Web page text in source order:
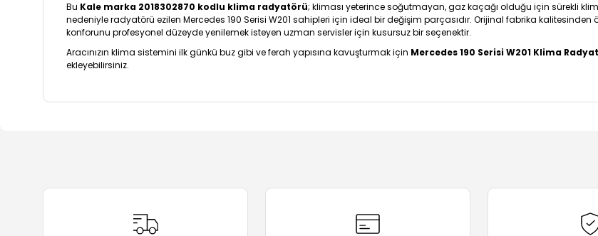
Bu Kale marka 2018302870 kodlu klima radyatörü; kliması yeterince soğutmayan, gaz kaçağı olduğu için sürekli
nedeniyle radyatörü ezilen Mercedes 190 Serisi W201 sahipleri için ideal bir değişim parçasıdır. Orijinal fabrika
konforunu profesyonel düzeyde yenilemek isteyen uzman servisler için kusursuz bir seçenektir.
Aracınızın klima sistemini ilk günkü buz gibi ve ferah yapısına kavuşturmak için Mercedes 190 Serisi W201 Klima
ekleyebilirsiniz.
Ürün bilgilerinde hatalar bulunuyor.